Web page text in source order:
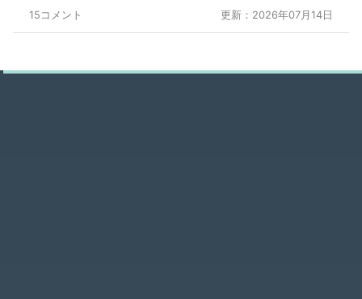
15コメント 更新：2026年07月14日